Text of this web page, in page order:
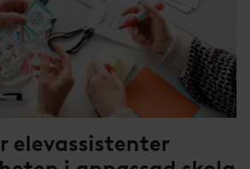
elevassistenter